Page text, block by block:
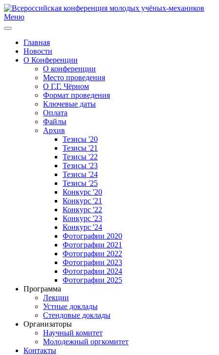
Меню
Главная
Новости
О Конференции
О конференции
Место проведения
О Г.Г. Чёрном
Формат проведения
Ключевые даты
Оплата
Файлы
Архив
Тезисы '20
Тезисы '21
Тезисы '22
Тезисы '23
Тезисы '24
Тезисы '25
Конкурс '20
Конкурс '21
Конкурс '22
Конкурс '23
Конкурс '24
Фотографии 2020
Фотографии 2021
Фотографии 2022
Фотографии 2023
Фотографии 2024
Фотографии 2025
Программа
Лекции
Устные доклады
Стендовые доклады
Организаторы
Научный комитет
Молодежный оргкомитет
Контакты